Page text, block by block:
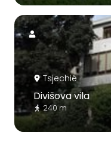
Tsjechië
Divišova vila
240 m